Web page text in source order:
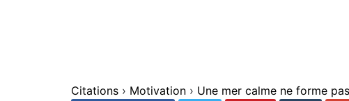
Citations › Motivation ›